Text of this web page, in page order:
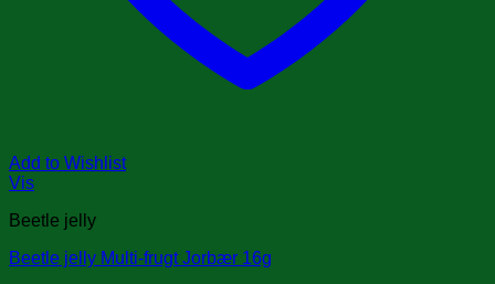
Add to Wishlist
Vis
Beetle jelly
Beetle jelly Multi-frugt Jorbær 16g